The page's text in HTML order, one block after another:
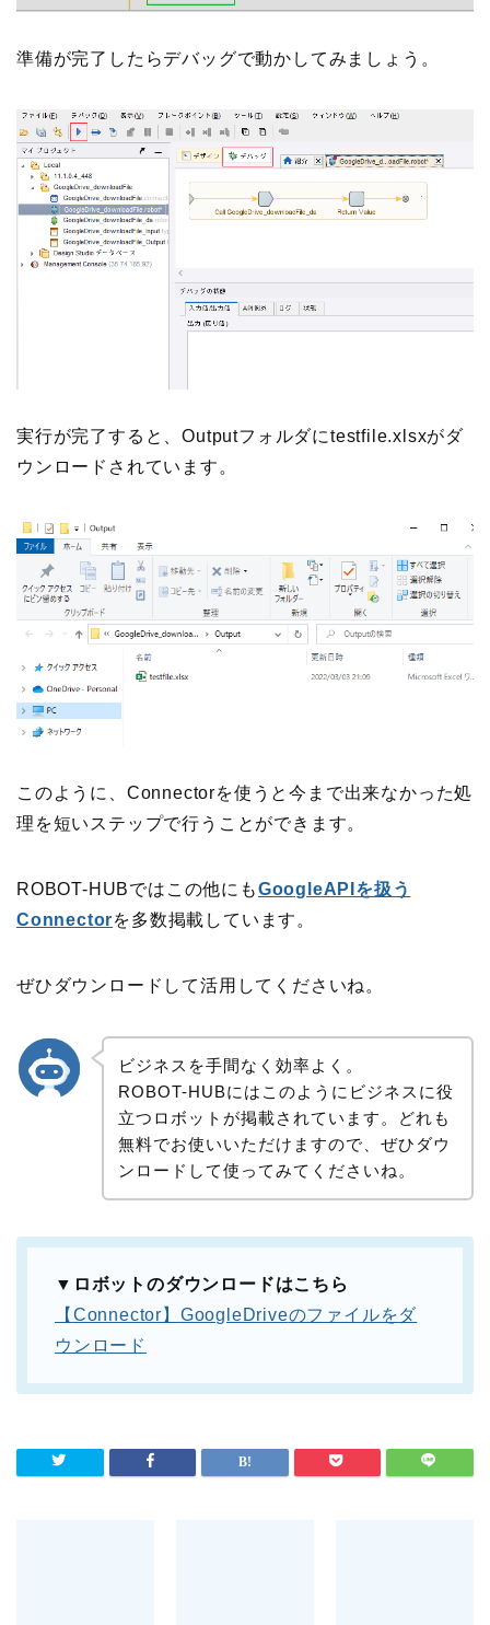
準備が完了したらデバッグで動かしてみましょう。
実行が完了すると、Outputフォルダにtestfile.xlsxがダ
ウンロードされています。
このように、Connectorを使うと今まで出来なかった処
理を短いステップで行うことができます。
ROBOT-HUBではこの他にもGoogleAPI を扱う
Connectorを多数掲載しています。
ぜひ ダウンロードして活用してくださいね。
ビジネスを手間なく効率よく。
ROBOT-HUBにはこのようにビジネスに役
立つロボットが掲載されています。どれも
無料でお使いいただけますので、ぜひダウ
ンロードして使ってみてくださいね。
▼ロボットのダウンロードはこちら
【 Connector 】 GoogleDriveのファイルをダ
ウンロード